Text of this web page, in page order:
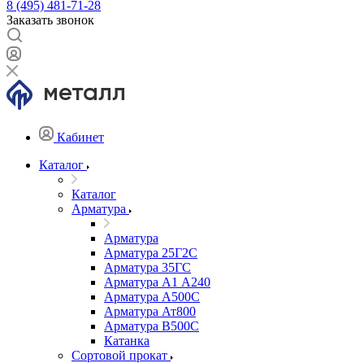
8 (495) 481-71-28
Заказать звонок
Кабинет
Каталог
Каталог
Арматура
Арматура
Арматура 25Г2С
Арматура 35ГС
Арматура А1 А240
Арматура А500С
Арматура Ат800
Арматура В500С
Катанка
Сортовой прокат